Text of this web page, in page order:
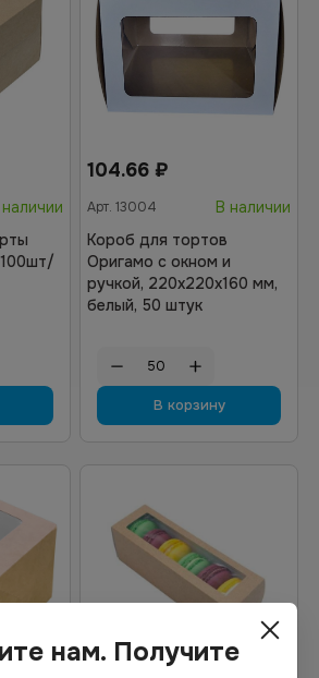
104.66 ₽
Арт. 13004
В наличии
Короб для тортов
Оригамо с окном и
ручкой, 220х220х160 мм,
белый, 50 штук
В корзину
нам. Получите